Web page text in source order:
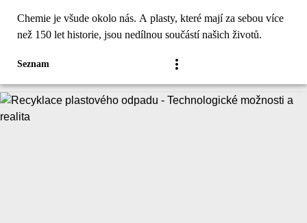
Chemie je všude okolo nás. A plasty, které mají za sebou více
než 150 let historie, jsou nedílnou součástí našich životů.
Seznam